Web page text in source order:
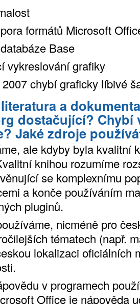
formátů Microsoft
Base
vykreslování grafiky
chybí graficky líbivé
a
dostačující? Chybí
Jaké zdroje
ale kdyby byla kvalitní
knihou rozumíme
se komplexnímu
a konče používáním
pluginů.
nicméně pro
tématech (např.
lokalizaci oficiálních
v programech
Office je nápověda